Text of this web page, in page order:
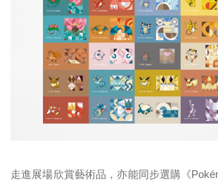
走進展場欣賞藝術品，亦能同步選購《